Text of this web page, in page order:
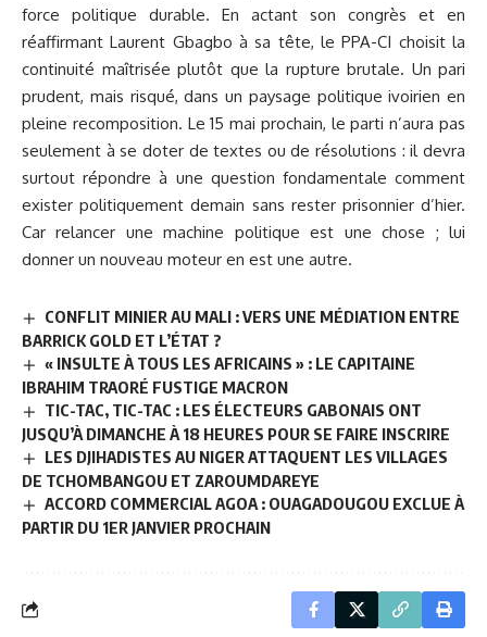
force politique durable. En actant son congrès et en
réaffirmant Laurent Gbagbo à sa tête, le PPA-CI choisit la
continuité maîtrisée plutôt que la rupture brutale. Un pari
prudent, mais risqué, dans un paysage politique ivoirien en
pleine recomposition. Le 15 mai prochain, le parti n’aura pas
seulement à se doter de textes ou de résolutions : il devra
surtout répondre à une question fondamentale comment
exister politiquement demain sans rester prisonnier d’hier.
Car relancer une machine politique est une chose ; lui
donner un nouveau moteur en est une autre.
CONFLIT MINIER AU MALI : VERS UNE MÉDIATION ENTRE
BARRICK GOLD ET L’ÉTAT ?
« INSULTE À TOUS LES AFRICAINS » : LE CAPITAINE
IBRAHIM TRAORÉ FUSTIGE MACRON
TIC-TAC, TIC-TAC : LES ÉLECTEURS GABONAIS ONT
JUSQU’À DIMANCHE À 18 HEURES POUR SE FAIRE INSCRIRE
LES DJIHADISTES AU NIGER ATTAQUENT LES VILLAGES
DE TCHOMBANGOU ET ZAROUMDAREYE
ACCORD COMMERCIAL AGOA : OUAGADOUGOU EXCLUE À
PARTIR DU 1ER JANVIER PROCHAIN